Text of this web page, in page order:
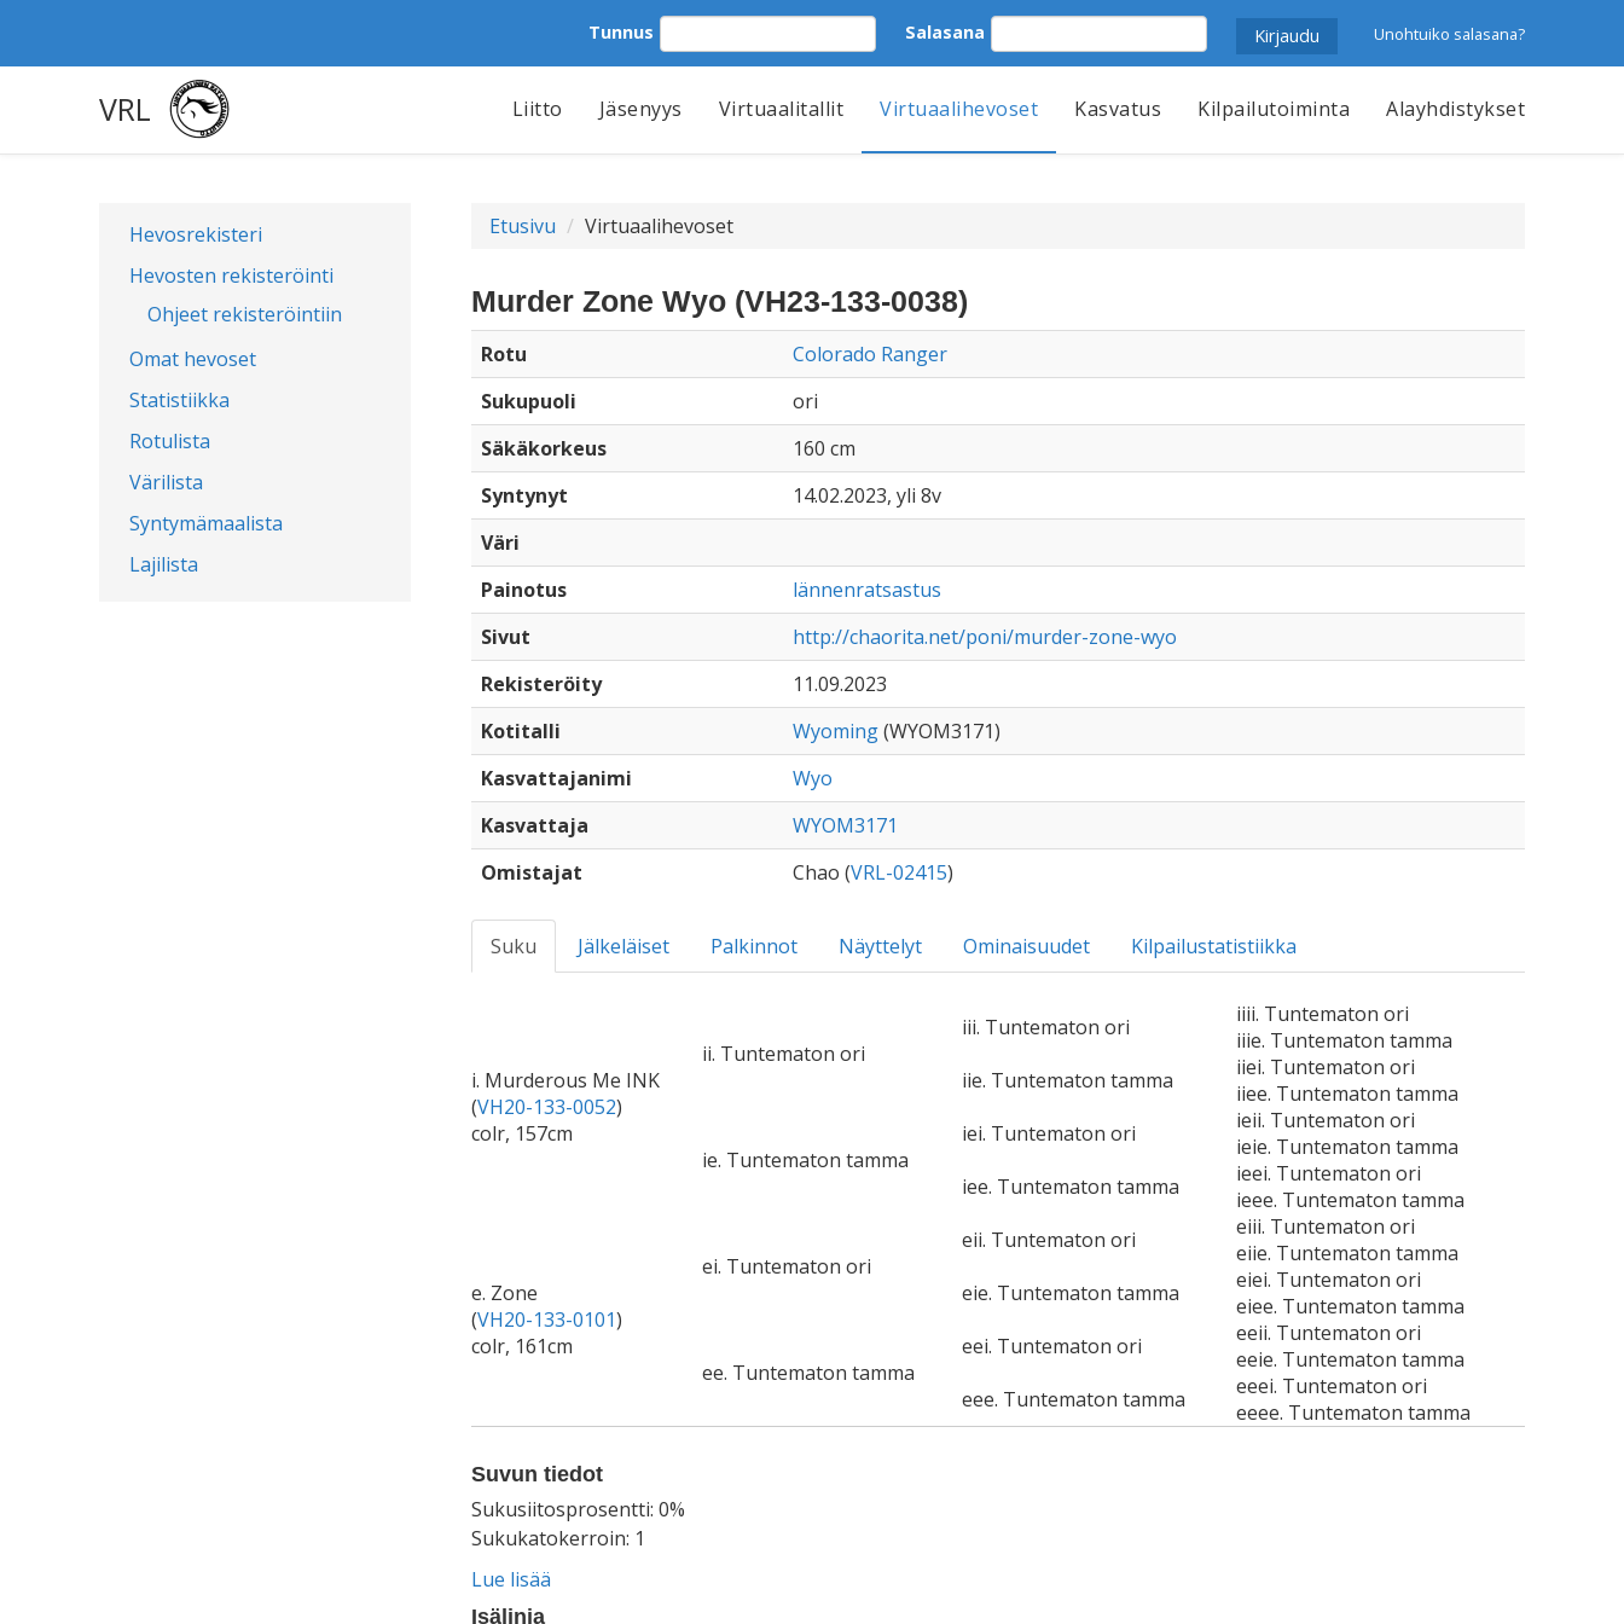
Tunnus Salasana Unohtuiko salasana?
VRL Liitto Jäsenyys Virtuaalitallit Virtuaalihevoset Kasvatus Kilpailutoiminta Alayhdistykset
Hevosrekisteri
Hevosten rekisteröinti
Ohjeet rekisteröintiin
Omat hevoset
Statistiikka
Rotulista
Värilista
Syntymämaalista
Lajilista
Etusivu Virtuaalihevoset
Murder Zone Wyo (VH23-133-0038)
Rotu
Colorado Ranger
Sukupuoli
ori
Säkäkorkeus
160 cm
Syntynyt
14.02.2023, yli 8v
Väri
Painotus
lännenratsastus
Sivut
http://chaorita.net/poni/murder-zone-wyo
Rekisteröity
11.09.2023
Kotitalli
Wyoming(WYOM3171)
Kasvattajanimi
Wyo
Kasvattaja
WYOM3171
Omistajat
Chao (VRL-02415)
Suku Jälkeläiset Palkinnot Näyttelyt Ominaisuudet Kilpailustatistiikka
i. Murderous Me INK
(VH20-133-0052)
colr, 157cm
ii. Tuntematon ori
iii. Tuntematon ori
iiii. Tuntematon ori
iiie. Tuntematon tamma
iie. Tuntematon tamma
iiei. Tuntematon ori
iiee. Tuntematon tamma
ie. Tuntematon tamma
iei. Tuntematon ori
ieii. Tuntematon ori
ieie. Tuntematon tamma
iee. Tuntematon tamma
ieei. Tuntematon ori
ieee. Tuntematon tamma
e. Zone
(VH20-133-0101)
colr, 161cm
ei. Tuntematon ori
eii. Tuntematon ori
eiii. Tuntematon ori
eiie. Tuntematon tamma
eie. Tuntematon tamma
eiei. Tuntematon ori
eiee. Tuntematon tamma
ee. Tuntematon tamma
eei. Tuntematon ori
eeii. Tuntematon ori
eeie. Tuntematon tamma
eee. Tuntematon tamma
eeei. Tuntematon ori
eeee. Tuntematon tamma
Suvun tiedot
Sukusiitosprosentti: 0%
Sukukatokerroin: 1
Lue lisää
Isälinja